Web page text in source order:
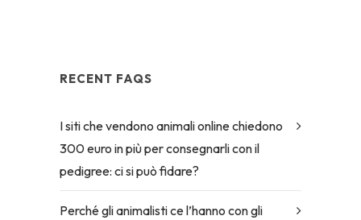
RECENT FAQS
I siti che vendono animali online chiedono
300 euro in più per consegnarli con il
pedigree: ci si può fidare?
Perché gli animalisti ce l’hanno con gli